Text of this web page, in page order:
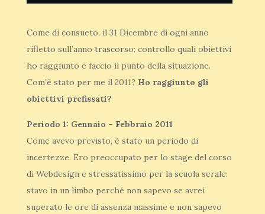
Come di consueto, il 31 Dicembre di ogni anno
rifletto sull’anno trascorso: controllo quali obiettivi
ho raggiunto e faccio il punto della situazione.
Com’è stato per me il 2011? Ho raggiunto gli
obiettivi prefissati?
Periodo 1: Gennaio – Febbraio 2011
Come avevo previsto, è stato un periodo di
incertezze. Ero preoccupato per lo stage del corso
di Webdesign e stressatissimo per la scuola serale:
stavo in un limbo perché non sapevo se avrei
superato le ore di assenza massime e non sapevo